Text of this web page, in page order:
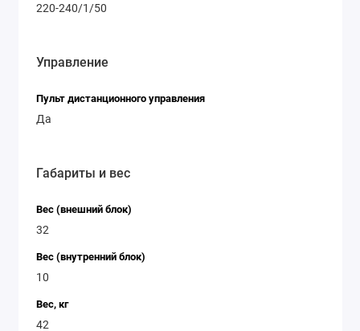
220-240/1/50
Управление
Пульт дистанционного управления
Да
Габариты и вес
Вес (внешний блок)
32
Вес (внутренний блок)
10
Вес, кг
42